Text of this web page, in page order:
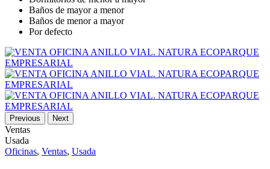
Baños de mayor a menor
Baños de menor a mayor
Por defecto
Previous Next
Ventas
Usada
Oficinas, Ventas, Usada